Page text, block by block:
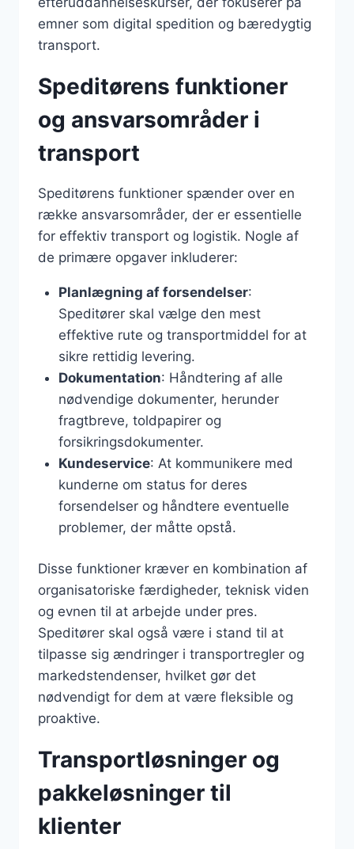
emner som digital spedition og bæredygtig
transport.
Speditørens funktioner
og ansvarsområder i
transport
Speditørens funktioner spænder over en
række ansvarsområder, der er essentielle
for effektiv transport og logistik. Nogle af
de primære opgaver inkluderer:
Planlægning af forsendelser:
Speditører skal vælge den mest
effektive rute og transportmiddel for at
sikre rettidig levering.
Dokumentation: Håndtering af alle
nødvendige dokumenter, herunder
fragtbreve, toldpapirer og
forsikringsdokumenter.
Kundeservice: At kommunikere med
kunderne om status for deres
forsendelser og håndtere eventuelle
problemer, der måtte opstå.
Disse funktioner kræver en kombination af
organisatoriske færdigheder, teknisk viden
og evnen til at arbejde under pres.
Speditører skal også være i stand til at
tilpasse sig ændringer i transportregler og
markedstendenser, hvilket gør det
nødvendigt for dem at være fleksible og
proaktive.
Transportløsninger og
pakkeløsninger til
klienter